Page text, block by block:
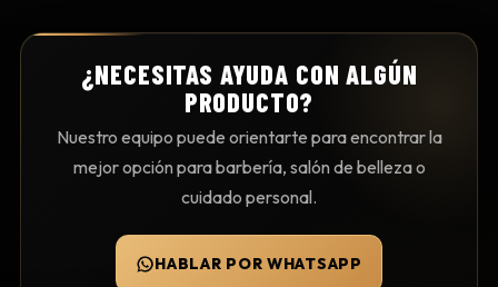
¿NECESITAS AYUDA CON ALGÚN
PRODUCTO?
Nuestro equipo puede orientarte para encontrar la
mejor opción para barbería, salón de belleza o
cuidado personal.
HABLAR POR WHATSAPP